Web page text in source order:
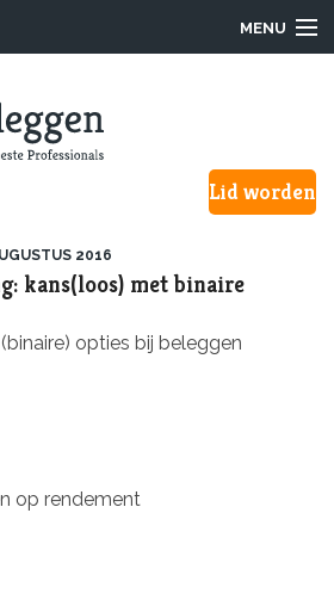
MENU
Lid worden
2016
kans(loos) met binaire
opties bij beleggen
op rendement